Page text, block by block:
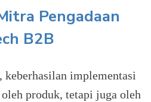
Pengadaan
B2B
keberhasilan implementasi
produk, tetapi juga oleh